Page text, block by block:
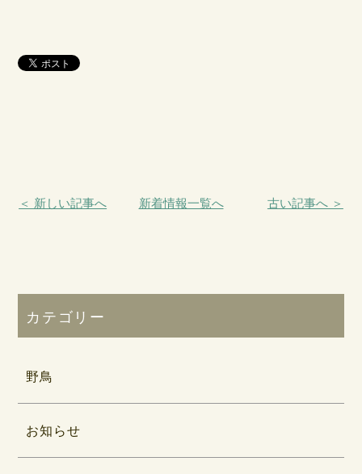
＜ 新しい記事へ 新着情報一覧へ 古い記事へ ＞
カテゴリー
野鳥
お知らせ